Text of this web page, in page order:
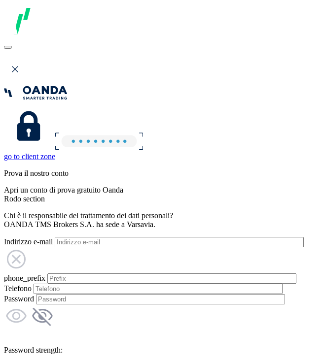
go to client zone
Prova il nostro conto
Apri un conto di prova gratuito Oanda
Rodo section
Chi è il responsabile del trattamento dei dati personali?
OANDA TMS Brokers S.A. ha sede a Varsavia.
Indirizzo e-mail
phone_prefix
Telefono
Password
Password strength: